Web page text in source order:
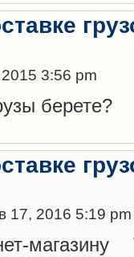
3:56 pm
берете?
17, 2016 5:19 pm